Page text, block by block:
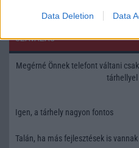
Data Deletion Data
SZAVAZÁS
Megérné Önnek telefont váltani
tárhellyel
Igen, a tárhely nagyon fontos
Talán, ha más fejlesztések is vannak